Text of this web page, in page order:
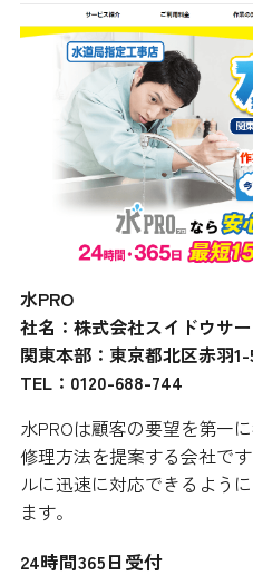
水PRO
社名：株式会社スイドウサ
関東本部：東京都北区赤羽1-
TEL：0120-688-744
水PROは顧客の要望を第一
修理方法を提案する会社で
ルに迅速に対応できるよう
ます。
24時間365日受付